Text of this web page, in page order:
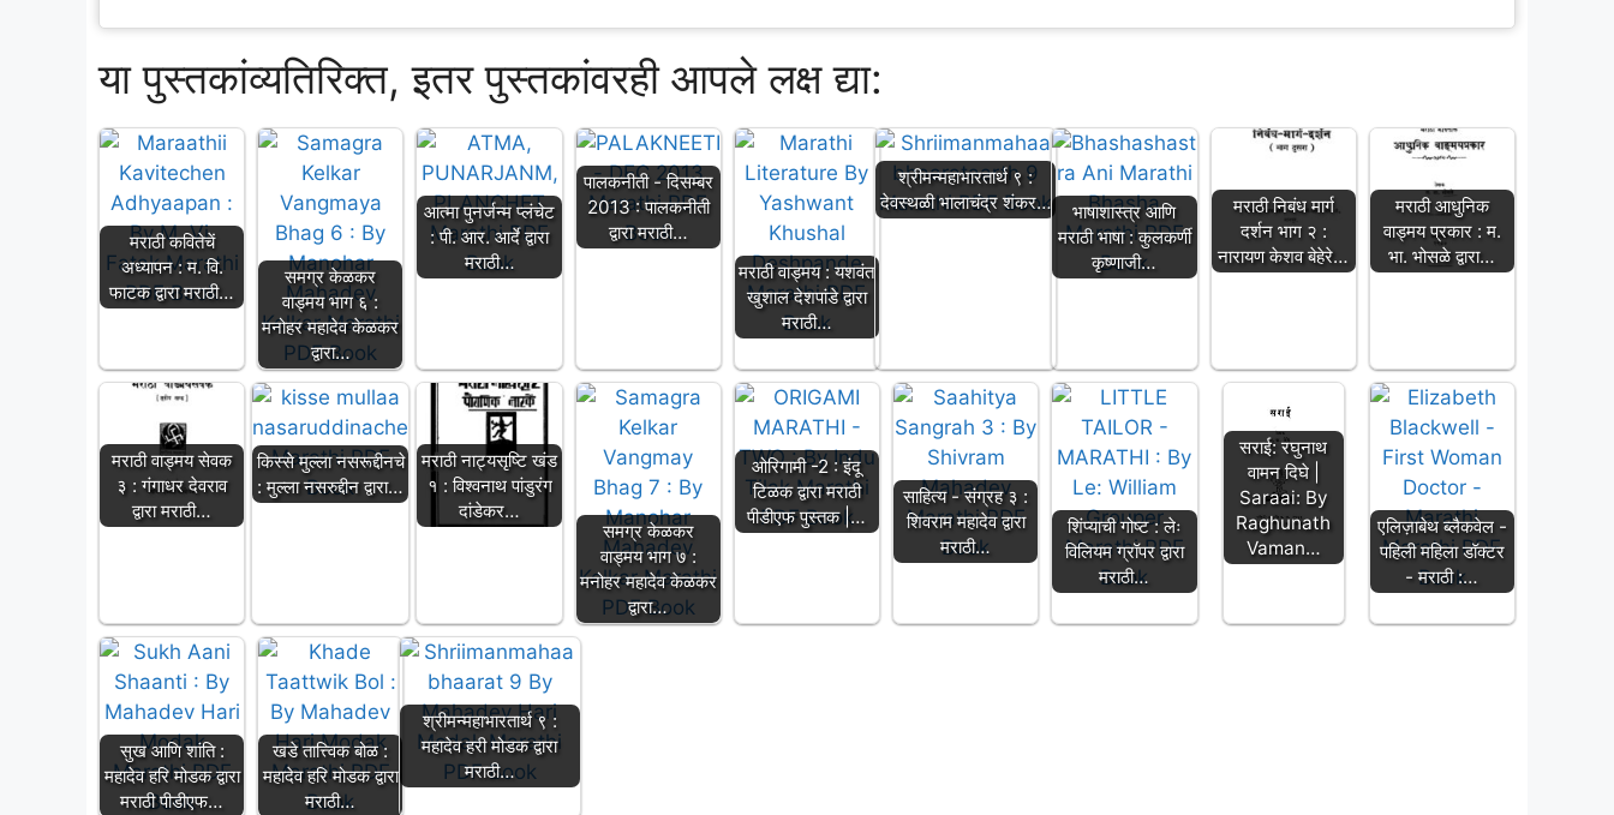
या पुस्तकांव्यतिरिक्त, इतर पुस्तकांवरही आपले लक्ष द्या:
मराठी कवितेचें
अध्यापन : म. वि.
फाटक द्वारा मराठी…
समग्र केळकर
वाड्मय भाग ६ :
मनोहर महादेव केळकर
द्वारा…
आत्मा पुनर्जन्म प्लंचेट
: पी. आर. आर्दे द्वारा
मराठी…
पालकनीती - दिसम्बर
2013 : पालकनीती
द्वारा मराठी…
मराठी वाड्मय : यशवंत
खुशाल देशपांडे द्वारा
मराठी…
श्रीमन्महाभारतार्थ ९ :
देवस्थळी भालाचंद्र शंकर…
भाषाशास्त्र आणि
मराठी भाषा : कुलकर्णी
कृष्णाजी…
मराठी निबंध मार्ग
दर्शन भाग २ :
नारायण केशव बेहेरे…
मराठी आधुनिक
वाड्मय प्रकार : म.
भा. भोसळे द्वारा…
मराठी वाड्मय सेवक
३ : गंगाधर देवराव
द्वारा मराठी…
किस्से मुल्ला नसरूद्दीनचे
: मुल्ला नसरुद्दीन द्वारा…
मराठी नाट्यसृष्टि खंड
१ : विश्वनाथ पांडुरंग
दांडेकर…
समग्र केळकर
वाड्मय भाग ७ :
मनोहर महादेव केळकर
द्वारा…
ओरिगामी -2 : इंदू
टिळक द्वारा मराठी
पीडीएफ पुस्तक |…
साहित्य - संग्रह ३ :
शिवराम महादेव द्वारा
मराठी…
शिंप्याची गोष्ट : लेः
विलियम ग्रॉपर द्वारा
मराठी…
सराई: रघुनाथ
वामन दिघे |
Saraai: By
Raghunath
Vaman…
एलिज़ाबेथ ब्लैकवेल -
पहिली महिला डॉक्टर
- मराठी :…
सुख आणि शांति :
महादेव हरि मोडक द्वारा
मराठी पीडीएफ…
खडे तात्त्विक बोळ :
महादेव हरि मोडक द्वारा
मराठी…
श्रीमन्महाभारतार्थ ९ :
महादेव हरी मोडक द्वारा
मराठी…